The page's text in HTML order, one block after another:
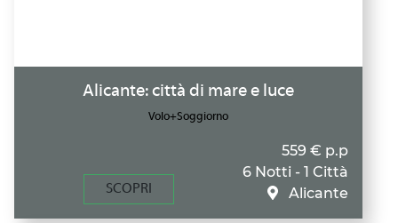
Alicante: città di mare e luce
Volo+Soggiorno
SCOPRI
559 € p.p
6 Notti - 1 Città
Alicante